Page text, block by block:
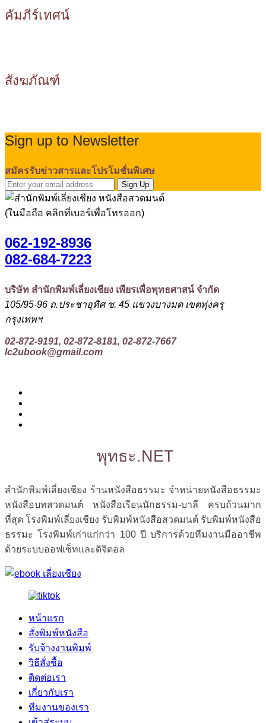
คัมภีร์เทศน์
สังฆภัณฑ์
Sign up to Newsletter
สมัครรับข่าวสารและโปรโมชั่นพิเศษ
Sign Up
(ในมือถือ คลิกที่เบอร์เพื่อโทรออก)
062-192-8936
082-684-7223
บริษัท สำนักพิมพ์เลี่ยงเชียง เพียรเพื่อพุทธศาสน์ จำกัด
105/95-96 ถ.ประชาอุทิศ ซ. 45 แขวงบางมด เขตทุ่งครุ
กรุงเทพฯ
02-872-9191, 02-872-8181, 02-872-7667
lc2ubook@gmail.com
พุทธะ.NET
สำนักพิมพ์เลี่ยงเชียง ร้านหนังสือธรรมะ จำหน่ายหนังสือธรรมะ
หนังสือบทสวดมนต์ หนังสือเรียนนักธรรม-บาลี ครบถ้วนมาก
ที่สุด โรงพิมพ์เลี่ยงเชียง รับพิมพ์หนังสือสวดมนต์ รับพิมพ์หนังสือ
ธรรมะ โรงพิมพ์เก่าแก่กว่า 100 ปี บริการด้วยทีมงานมืออาชีพ
ด้วยระบบออฟเซ็ทและดิจิตอล
หน้าแรก
สั่งพิมพ์หนังสือ
รับจ้างงานพิมพ์
วิธีสั่งซื้อ
ติดต่อเรา
เกี่ยวกับเรา
ทีมงานของเรา